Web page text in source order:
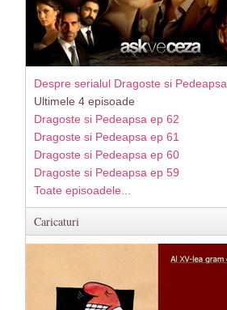
Despre serialul Dragoste si Pedeapsa
Ultimele 4 episoade
Dragoste si Pedeapsa ep 62
Dragoste si Pedeapsa ep 61
Dragoste si Pedeapsa ep 60
Dragoste si Pedeapsa ep 59
Toate episoadele...
Caricaturi